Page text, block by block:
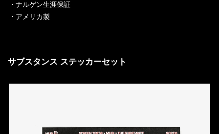
・ナルゲン生涯保証
・アメリカ製
サブスタンス ステッカーセット